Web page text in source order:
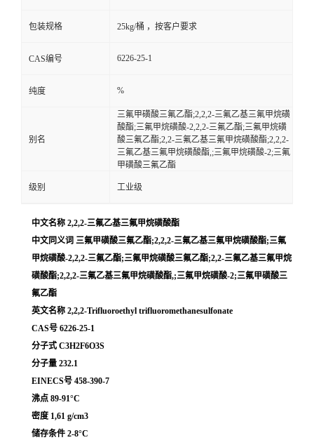
包装规格 25kg/桶 ，按客户要求
CAS编号 6226-25-1
纯度 %
别名
三氟甲磺酸三氟乙酯;2,2,2-三氟乙基三氟甲烷磺
酸酯;三氟甲烷磺酸-2,2,2-三氟乙酯;三氟甲烷磺
酸三氟乙酯;2,2-三氟乙基三氟甲烷磺酸酯;2,2,2-
三氟乙基三氟甲烷磺酸酯,;三氟甲烷磺酸-2;三氟
甲磺酸三氟乙酯
级别 工业级
中文名称 2,2,2-三氟乙基三氟甲烷磺酸酯
中文同义词 三氟甲磺酸三氟乙酯;2,2,2-三氟乙基三氟甲烷磺酸酯;三氟
甲烷磺酸-2,2,2-三氟乙酯;三氟甲烷磺酸三氟乙酯;2,2-三氟乙基三氟甲烷
磺酸酯;2,2,2-三氟乙基三氟甲烷磺酸酯,;三氟甲烷磺酸-2;三氟甲磺酸三
氟乙酯
英文名称 2,2,2-Trifluoroethyl trifluoromethanesulfonate
CAS号 6226-25-1
分子式 C3H2F6O3S
分子量 232.1
EINECS号 458-390-7
沸点 89-91°C
密度 1,61 g/cm3
储存条件 2-8°C